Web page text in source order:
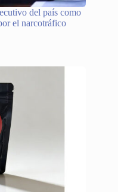
del país como
el narcotráfico